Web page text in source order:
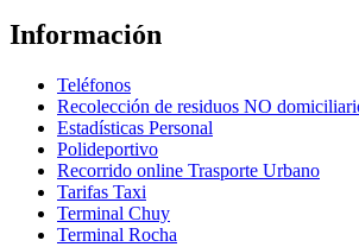
Información
Teléfonos
Recolección de residuos NO
Estadísticas Personal
Polideportivo
Recorrido online Trasporte Urbano
Tarifas Taxi
Terminal Chuy
Terminal Rocha